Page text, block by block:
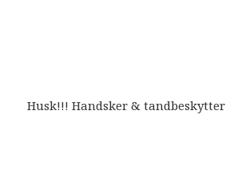
Husk!!! Handsker & tandbeskytter